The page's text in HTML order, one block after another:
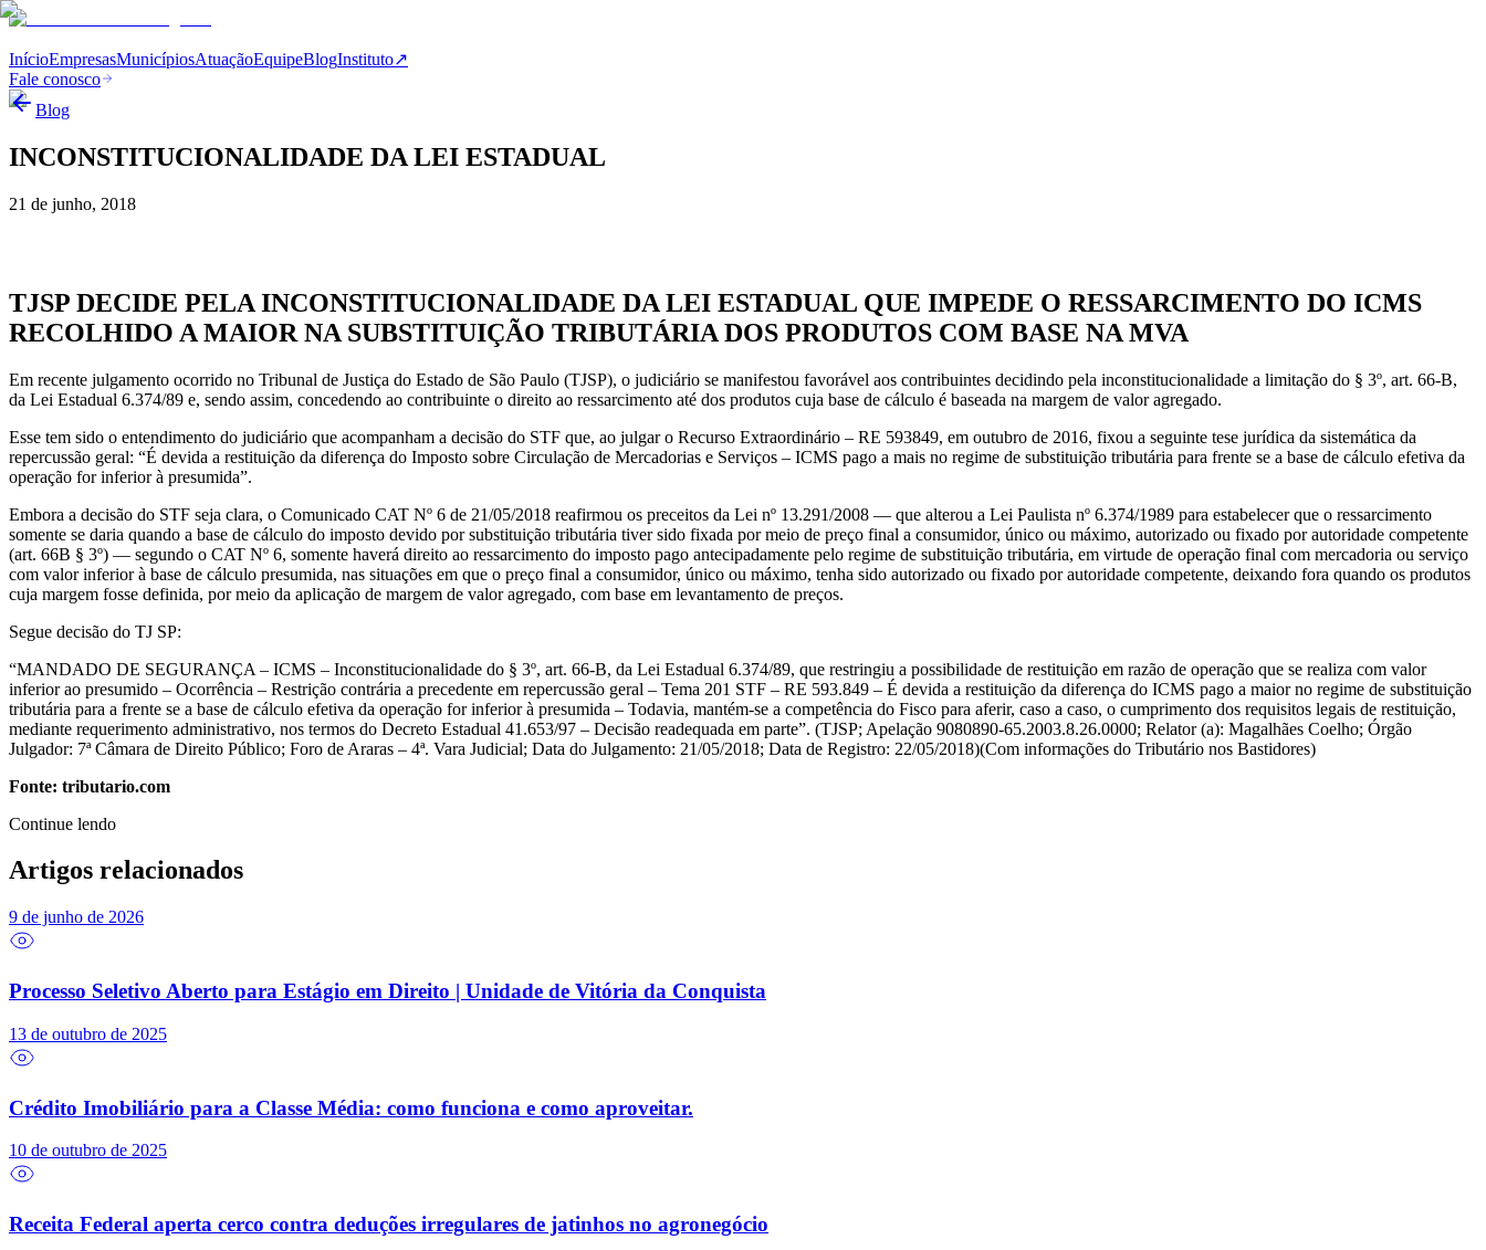
InícioEmpresasMunicípiosAtuaçãoEquipeBlogInstituto↗
Fale conosco
Blog
INCONSTITUCIONALIDADE DA LEI ESTADUAL
21 de junho, 2018
TJSP DECIDE PELA INCONSTITUCIONALIDADE DA LEI ESTADUAL QUE IMPEDE O RESSARCIMENTO DO ICMS
RECOLHIDO A MAIOR NA SUBSTITUIÇÃO TRIBUTÁRIA DOS PRODUTOS COM BASE NA MVA
Em recente julgamento ocorrido no Tribunal de Justiça do Estado de São Paulo (TJSP), o judiciário se manifestou favorável aos contribuintes decidindo pela inconstitucionalidade a limitação do § 3º, art. 66-B,
da Lei Estadual 6.374/89 e, sendo assim, concedendo ao contribuinte o direito ao ressarcimento até dos produtos cuja base de cálculo é baseada na margem de valor agregado.
Esse tem sido o entendimento do judiciário que acompanham a decisão do STF que, ao julgar o Recurso Extraordinário – RE 593849, em outubro de 2016, fixou a seguinte tese jurídica da sistemática da
repercussão geral: “É devida a restituição da diferença do Imposto sobre Circulação de Mercadorias e Serviços – ICMS pago a mais no regime de substituição tributária para frente se a base de cálculo efetiva da
operação for inferior à presumida”.
Embora a decisão do STF seja clara, o Comunicado CAT Nº 6 de 21/05/2018 reafirmou os preceitos da Lei nº 13.291/2008 — que alterou a Lei Paulista nº 6.374/1989 para estabelecer que o ressarcimento
somente se daria quando a base de cálculo do imposto devido por substituição tributária tiver sido fixada por meio de preço final a consumidor, único ou máximo, autorizado ou fixado por autoridade competente
(art. 66B § 3º) — segundo o CAT Nº 6, somente haverá direito ao ressarcimento do imposto pago antecipadamente pelo regime de substituição tributária, em virtude de operação final com mercadoria ou serviço
com valor inferior à base de cálculo presumida, nas situações em que o preço final a consumidor, único ou máximo, tenha sido autorizado ou fixado por autoridade competente, deixando fora quando os produtos
cuja margem fosse definida, por meio da aplicação de margem de valor agregado, com base em levantamento de preços.
Segue decisão do TJ SP:
“MANDADO DE SEGURANÇA – ICMS – Inconstitucionalidade do § 3º, art. 66-B, da Lei Estadual 6.374/89, que restringiu a possibilidade de restituição em razão de operação que se realiza com valor
inferior ao presumido – Ocorrência – Restrição contrária a precedente em repercussão geral – Tema 201 STF – RE 593.849 – É devida a restituição da diferença do ICMS pago a maior no regime de substituição
tributária para a frente se a base de cálculo efetiva da operação for inferior à presumida – Todavia, mantém-se a competência do Fisco para aferir, caso a caso, o cumprimento dos requisitos legais de restituição,
mediante requerimento administrativo, nos termos do Decreto Estadual 41.653/97 – Decisão readequada em parte”. (TJSP; Apelação 9080890-65.2003.8.26.0000; Relator (a): Magalhães Coelho; Órgão
Julgador: 7ª Câmara de Direito Público; Foro de Araras – 4ª. Vara Judicial; Data do Julgamento: 21/05/2018; Data de Registro: 22/05/2018)(Com informações do Tributário nos Bastidores)
Fonte: tributario.com
Continue lendo
Artigos relacionados
9 de junho de 2026
Processo Seletivo Aberto para Estágio em Direito | Unidade de Vitória da Conquista
13 de outubro de 2025
Crédito Imobiliário para a Classe Média: como funciona e como aproveitar.
10 de outubro de 2025
Receita Federal aperta cerco contra deduções irregulares de jatinhos no agronegócio